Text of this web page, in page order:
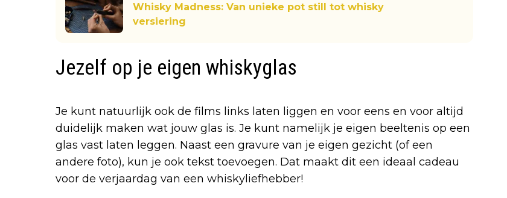
Whisky Madness: Van unieke pot still tot whisky
versiering
Jezelf op je eigen whiskyglas
Je kunt natuurlijk ook de films links laten liggen en voor eens en voor altijd
duidelijk maken wat jouw glas is. Je kunt namelijk je eigen beeltenis op een
glas vast laten leggen. Naast een gravure van je eigen gezicht (of een
andere foto), kun je ook tekst toevoegen. Dat maakt dit een ideaal cadeau
voor de verjaardag van een whiskyliefhebber!